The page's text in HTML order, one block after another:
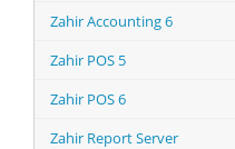
Zahir Accounting 6
Zahir POS 5
Zahir POS 6
Zahir Report Server